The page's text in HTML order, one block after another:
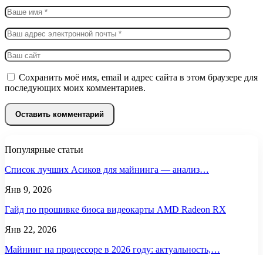
Сохранить моё имя, email и адрес сайта в этом браузере для
последующих моих комментариев.
Популярные статьи
Список лучших Асиков для майнинга — анализ…
Янв 9, 2026
Гайд по прошивке биоса видеокарты AMD Radeon RX
Янв 22, 2026
Майнинг на процессоре в 2026 году: актуальность,…